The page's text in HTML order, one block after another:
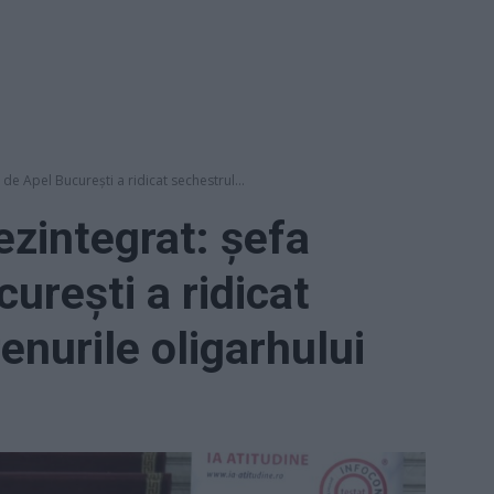
Apel București a ridicat sechestrul...
șefa
a ridicat
oligarhului